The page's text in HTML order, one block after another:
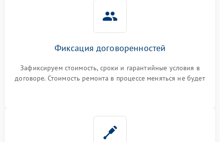
Фиксация договоренностей
Зафиксируем стоимость, сроки и гарантийные условия в
договоре. Стоимость ремонта в процессе меняться не будет